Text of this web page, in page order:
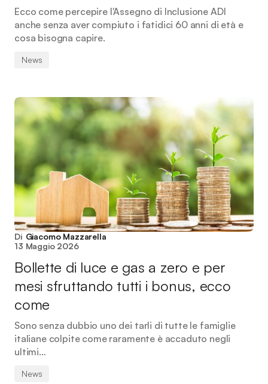
Ecco come percepire l'Assegno di Inclusione ADI
anche senza aver compiuto i fatidici 60 anni di età e
cosa bisogna capire.
News
Di Giacomo Mazzarella
13 Maggio 2026
Bollette di luce e gas a zero e per
mesi sfruttando tutti i bonus, ecco
come
Sono senza dubbio uno dei tarli di tutte le famiglie
italiane colpite come raramente è accaduto negli
ultimi…
News